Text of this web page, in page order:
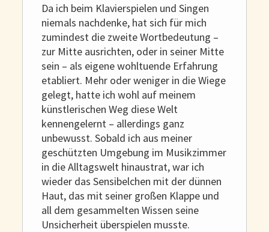
Da ich beim Klavierspielen und Singen
niemals nachdenke, hat sich für mich
zumindest die zweite Wortbedeutung –
zur Mitte ausrichten, oder in seiner Mitte
sein – als eigene wohltuende Erfahrung
etabliert. Mehr oder weniger in die Wiege
gelegt, hatte ich wohl auf meinem
künstlerischen Weg diese Welt
kennengelernt – allerdings ganz
unbewusst. Sobald ich aus meiner
geschützten Umgebung im Musikzimmer
in die Alltagswelt hinaustrat, war ich
wieder das Sensibelchen mit der dünnen
Haut, das mit seiner großen Klappe und
all dem gesammelten Wissen seine
Unsicherheit überspielen musste.